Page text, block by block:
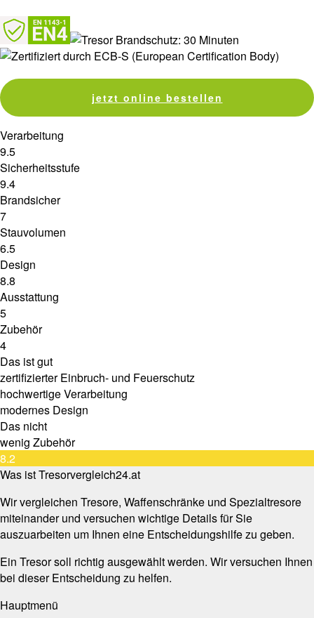
jetzt online bestellen
Verarbeitung
9.5
Sicherheitsstufe
9.4
Brandsicher
7
Stauvolumen
6.5
Design
8.8
Ausstattung
5
Zubehör
4
Das ist gut
zertifizierter Einbruch- und Feuerschutz
hochwertige Verarbeitung
modernes Design
Das nicht
wenig Zubehör
8.2
Was ist Tresorvergleich24.at
Wir vergleichen Tresore, Waffenschränke und Spezialtresore
miteinander und versuchen wichtige Details für Sie
auszuarbeiten um Ihnen eine Entscheidungshilfe zu geben.
Ein Tresor soll richtig ausgewählt werden. Wir versuchen Ihnen
bei dieser Entscheidung zu helfen.
Hauptmenü